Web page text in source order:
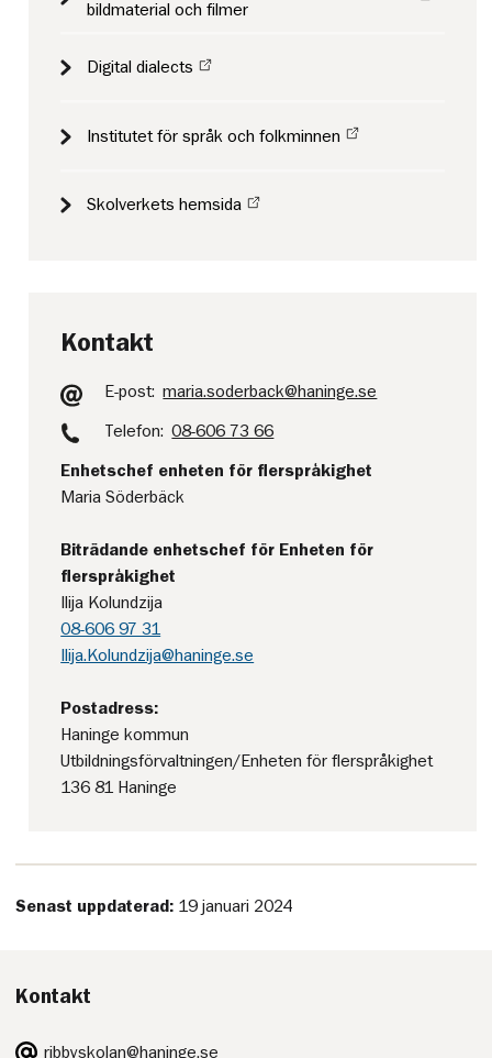
bildmaterial och filmer
Digital dialects
Institutet för språk och folkminnen
Skolverkets hemsida
Kontakt
E-post: maria.soderback@haninge.se
Telefon: 08-606 73 66
Enhetschef enheten för flerspråkighet
Maria Söderbäck
Biträdande enhetschef för Enheten för
flerspråkighet
Ilija Kolundzija
08-606 97 31
Ilija.Kolundzija@haninge.se
Postadress:
Haninge kommun
Utbildningsförvaltningen/Enheten för flerspråkighet
136 81 Haninge
Senast uppdaterad: 19 januari 2024
Kontakt
E-
ribbyskolan@haninge.se